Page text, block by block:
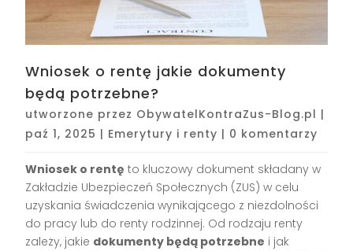
Wniosek o rentę jakie dokumenty
będą potrzebne?
utworzone przez ObywatelKontraZus-Blog.pl |
paź 1, 2025 | Emerytury i renty | 0 komentarzy
Wniosek o rentę to kluczowy dokument składany w
Zakładzie Ubezpieczeń Społecznych (ZUS) w celu
uzyskania świadczenia wynikającego z niezdolności
do pracy lub do renty rodzinnej. Od rodzaju renty
zależy, jakie dokumenty będą potrzebne i jak